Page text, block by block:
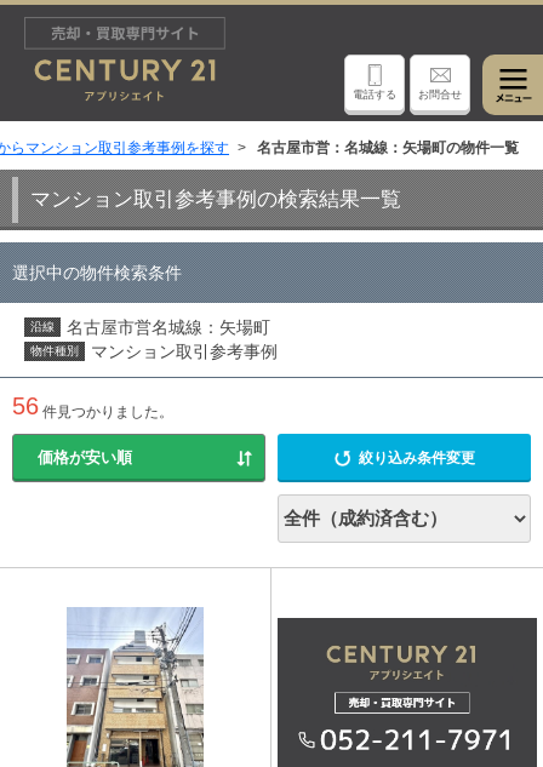
電話する お問合せ
らマンション取引参考事例を探す 名古屋市営：名城線：矢場町の物件一覧
マンション取引参考事例の検索結果一覧
選択中の物件検索条件
沿線 名古屋市営名城線：矢場町
物件種別 マンション取引参考事例
56 件見つかりました。
絞り込み条件変更